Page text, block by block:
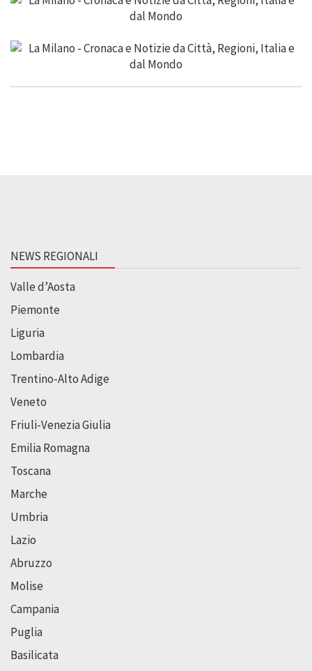
NEWS REGIONALI
Valle d’Aosta
Piemonte
Liguria
Lombardia
Trentino-Alto Adige
Veneto
Friuli-Venezia Giulia
Emilia Romagna
Toscana
Marche
Umbria
Lazio
Abruzzo
Molise
Campania
Puglia
Basilicata